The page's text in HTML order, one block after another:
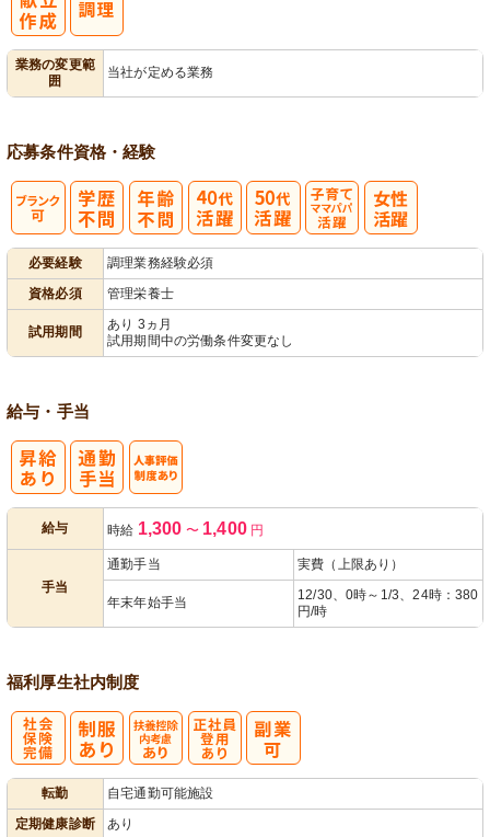
業務の変更範
囲
当社が定める業務
応募条件資格・経験
必要経験
調理業務経験必須
資格必須
管理栄養士
試用期間
あり 3ヵ月
試用期間中の労働条件変更なし
給与・手当
給与 時給 1,300 〜 1,400円
手当
通勤手当 実費（上限あり）
年末年始手当
12/30、0時～1/3、24時：380
円/時
福利厚生社内制度
転勤
自宅通勤可能施設
定期健康診断
あり